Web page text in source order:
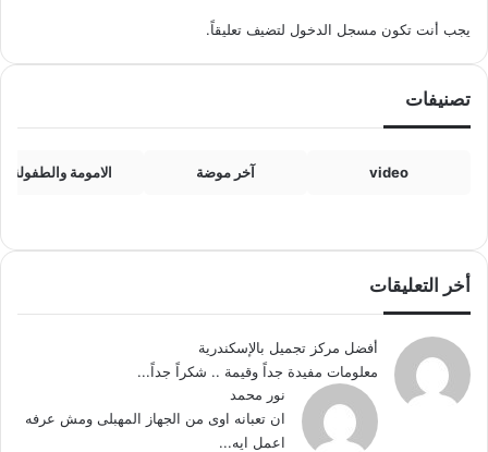
يجب أنت تكون مسجل الدخول لتضيف تعليقاً.
تصنيفات
video آخر موضة الامومة والطفولة
أخر التعليقات
أفضل مركز تجميل بالإسكندرية
معلومات مفيدة جداً وقيمة .. شكراً جداً...
نور محمد
ان تعبانه اوى من الجهاز المهبلى ومش عرفه
اعمل ايه...